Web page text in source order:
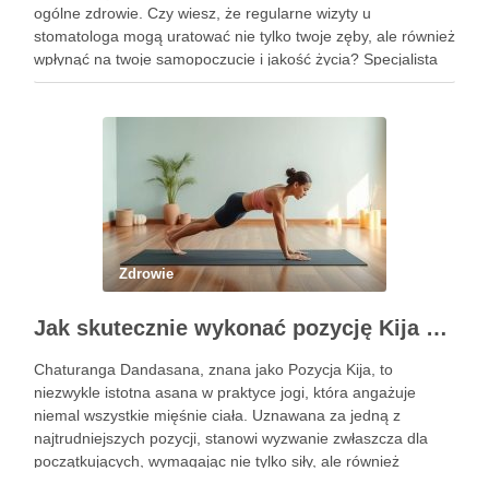
ogólne zdrowie. Czy wiesz, że regularne wizyty u
stomatologa mogą uratować nie tylko twoje zęby, ale również
wpłynąć na twoje samopoczucie i jakość życia? Specjalista
ten zajmuje się diagnostyką i profilaktyką chorób jamy ustnej,
Zdrowie
Jak skutecznie wykonać pozycję Kija w jodze? Przewodnik krok po kroku
Chaturanga Dandasana, znana jako Pozycja Kija, to
niezwykle istotna asana w praktyce jogi, która angażuje
niemal wszystkie mięśnie ciała. Uznawana za jedną z
najtrudniejszych pozycji, stanowi wyzwanie zwłaszcza dla
początkujących, wymagając nie tylko siły, ale również